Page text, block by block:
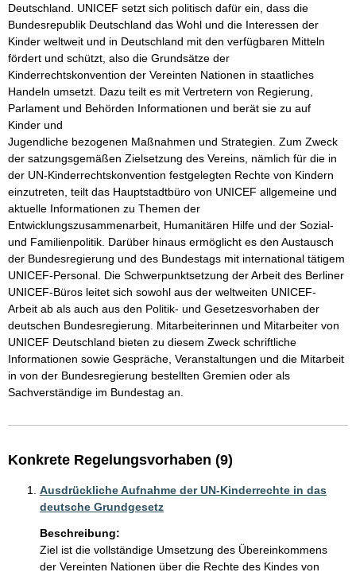
Deutschland. UNICEF setzt sich politisch dafür ein, dass die
Bundesrepublik Deutschland das Wohl und die Interessen der
Kinder weltweit und in Deutschland mit den verfügbaren Mitteln
fördert und schützt, also die Grundsätze der
Kinderrechtskonvention der Vereinten Nationen in staatliches
Handeln umsetzt. Dazu teilt es mit Vertretern von Regierung,
Parlament und Behörden Informationen und berät sie zu auf
Kinder und
Jugendliche bezogenen Maßnahmen und Strategien. Zum Zweck
der satzungsgemäßen Zielsetzung des Vereins, nämlich für die in
der UN-Kinderrechtskonvention festgelegten Rechte von Kindern
einzutreten, teilt das Hauptstadtbüro von UNICEF allgemeine und
aktuelle Informationen zu Themen der
Entwicklungszusammenarbeit, Humanitären Hilfe und der Sozial-
und Familienpolitik. Darüber hinaus ermöglicht es den Austausch
der Bundesregierung und des Bundestags mit international tätigem
UNICEF-Personal. Die Schwerpunktsetzung der Arbeit des Berliner
UNICEF-Büros leitet sich sowohl aus der weltweiten UNICEF-
Arbeit ab als auch aus den Politik- und Gesetzesvorhaben der
deutschen Bundesregierung. Mitarbeiterinnen und Mitarbeiter von
UNICEF Deutschland bieten zu diesem Zweck schriftliche
Informationen sowie Gespräche, Veranstaltungen und die Mitarbeit
in von der Bundesregierung bestellten Gremien oder als
Konkrete Regelungsvorhaben (9)
Ausdrückliche Aufnahme der UN-Kinderrechte in das
deutsche Grundgesetz
Beschreibung:
Ziel ist die vollständige Umsetzung des Übereinkommens
der Vereinten Nationen über die Rechte des Kindes von